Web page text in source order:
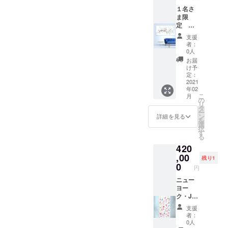
す。 飾
る場所
がお決
まりで
したら
お知ら
せくだ
さい。
水彩紙
にアク
リル、
イン
ク、水
彩を主
に使用
しま
の状態
でのお
渡しで
す。フ
レーム
などは
ご用意
くださ
い。 仕
上がり
ヨーク
やワシ
ントン
でも展
示企画
をして
いま
す。
Line of
thought
s 11/26
- 12/8
の期間
１名さ
ま限
定 制
作オー
ダー
100×18
0cm
キャン
バス お
好きな
曲、
歌、自
然音を
テーマ
に制作
いたし
す。
一点だ
け制作
させて
いただ
きま
す。 ※
備考欄
にご要
望をご
支援
者：
0人
お届
け予
定：
2021
年02
月
詳細を見る
こ
の
リ
タ
ー
ン
を
選
択
す
る
420
,00
0 円
残り1
ニュー
ヨー
ク・Joy
Of
Color
入選作
支援
者：
0人